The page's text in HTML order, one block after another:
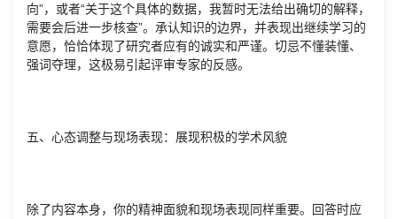
向”，或者“关于这个具体的数据，我暂时无法给出确切的解释，
需要会后进一步核查”。承认知识的边界，并表现出继续学习的
意愿，恰恰体现了研究者应有的诚实和严谨。切忌不懂装懂、
强词夺理，这极易引起评审专家的反感。
五、心态调整与现场表现：展现积极的学术风貌
除了内容本身，你的精神面貌和现场表现同样重要。回答时应